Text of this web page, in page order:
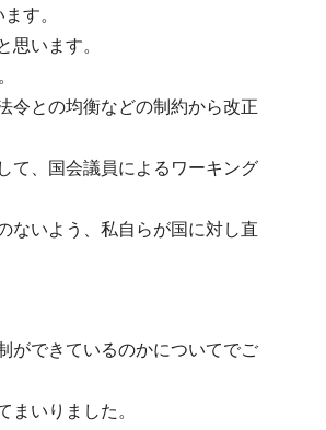
す。
います。
令との均衡などの制約から改正
て、国会議員によるワーキング
ないよう、私自らが国に対し直
ができているのかについてでご
いりました。